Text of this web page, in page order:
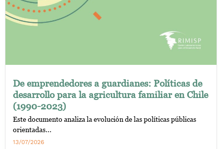
De emprendedores a guardianes: Políticas de
desarrollo para la agricultura familiar en Chile
(1990-2023)
Este documento analiza la evolución de las políticas públicas
orientadas...
13/07/2026